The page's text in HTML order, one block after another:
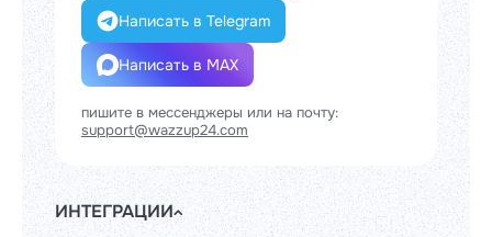
Написать в Telegram
Написать в MAX
пишите в мессенджеры или на почту:
support@wazzup24.com
ИНТЕГРАЦИИ